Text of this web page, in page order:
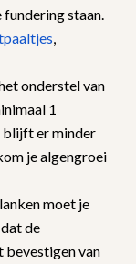
staan.
onderstel van
1
blijft er minder
je algengroei
moet je
de
bevestigen van